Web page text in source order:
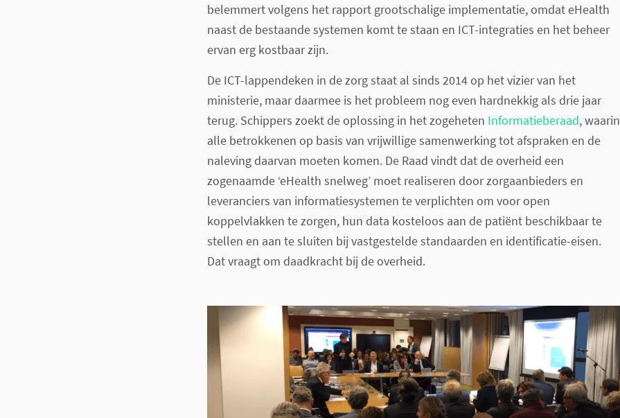
belemmert volgens het rapport grootschalige implementatie, omdat eHealth
naast de bestaande systemen komt te staan en ICT-integraties en het beheer
ervan erg kostbaar zijn.
De ICT-lappendeken in de zorg staat al sinds 2014 op het vizier van het
ministerie, maar daarmee is het probleem nog even hardnekkig als drie jaar
terug. Schippers zoekt de oplossing in het zogeheten Informatieberaad, waarin
alle betrokkenen op basis van vrijwillige samenwerking tot afspraken en de
naleving daarvan moeten komen. De Raad vindt dat de overheid een
zogenaamde ‘eHealth snelweg’ moet realiseren door zorgaanbieders en
leveranciers van informatiesystemen te verplichten om voor open
koppelvlakken te zorgen, hun data kosteloos aan de patiënt beschikbaar te
stellen en aan te sluiten bij vastgestelde standaarden en identificatie-eisen.
Dat vraagt om daadkracht bij de overheid.